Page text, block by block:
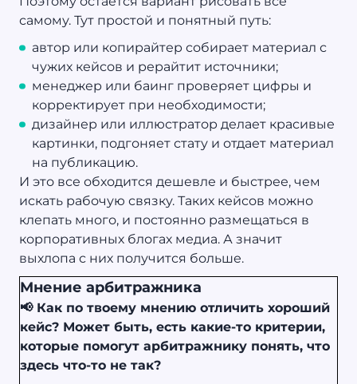
самому. Тут простой и понятный путь:
автор или копирайтер собирает материал с
чужих кейсов и рерайтит источники;
менеджер или баинг проверяет цифры и
корректирует при необходимости;
дизайнер или иллюстратор делает красивые
картинки, подгоняет стату и отдает материал
на публикацию.
И это все обходится дешевле и быстрее, чем
искать рабочую связку. Таких кейсов можно
клепать много, и постоянно размещаться в
корпоративных блогах медиа. А значит
выхлопа с них получится больше.
Мнение арбитражника
📢 Как по твоему мнению отличить хороший
кейс? Может быть, есть какие-то критерии,
которые помогут арбитражнику понять, что
здесь что-то не так?